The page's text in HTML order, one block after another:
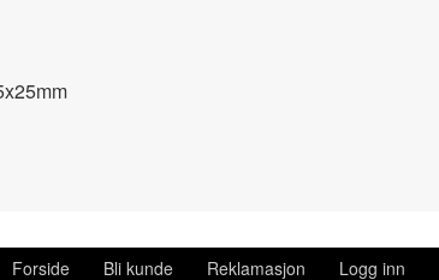
Forside Bli kunde Reklamasjon Logg inn